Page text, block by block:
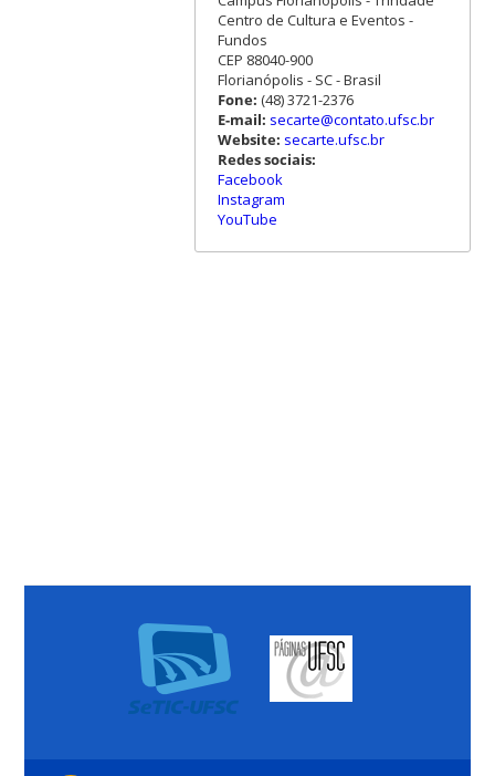
Centro de Cultura e Eventos -
Fundos
CEP 88040-900
Florianópolis - SC - Brasil
Fone: (48) 3721-2376
E-mail: secarte@contato.ufsc.br
Website: secarte.ufsc.br
Redes sociais:
Facebook
Instagram
YouTube